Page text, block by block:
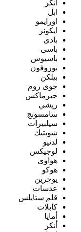
أنكر
ابل
اورايمو
ايكونز
بادى
باسى
باسيوس
بوروفون
بيلكن
جوى روم
جيرماكس
ريشي
سامسونج
سيلبيرات
شويتيك
لدنيو
لوجيكس
هواوى
هوكو
يوجرين
عدسات
قلم ستايلس
كابلات
أمايا
أنكر